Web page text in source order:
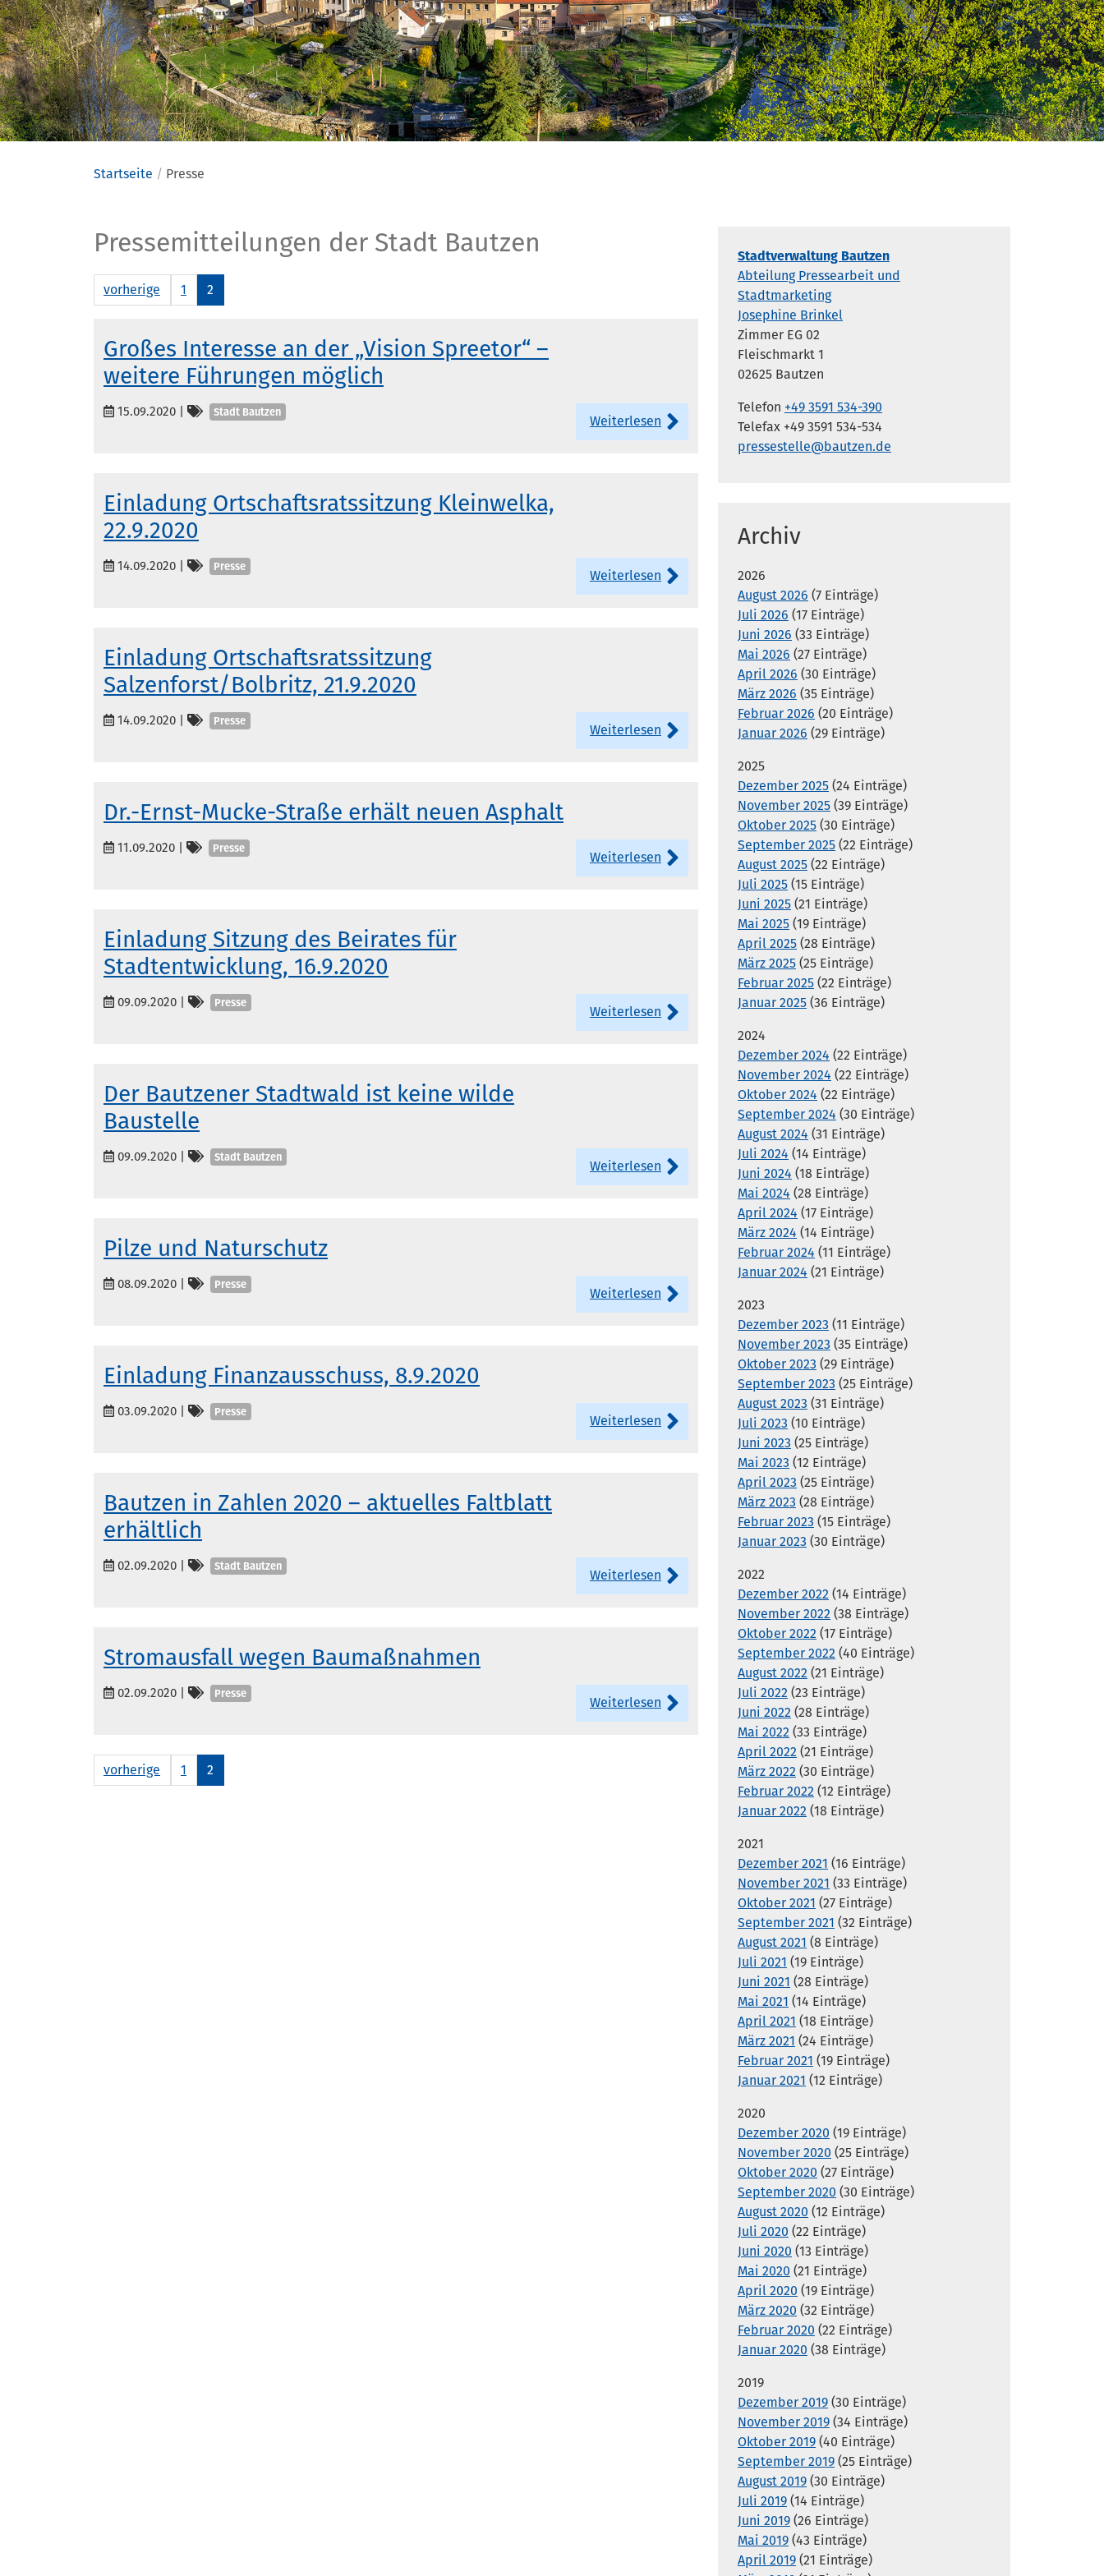
Startseite Presse
Presse
Pressemitteilungen der Stadt Bautzen
vorherige 1 2
Großes Interesse an der „Vision Spreetor“ –
weitere Führungen möglich
15.09.2020 | Kategorien
Stadt Bautzen
Weiterlesen
Einladung Ortschaftsratssitzung Kleinwelka,
22.9.2020
14.09.2020 | Kategorien
Presse
Weiterlesen
Einladung Ortschaftsratssitzung
Salzenforst/Bolbritz, 21.9.2020
14.09.2020 | Kategorien
Presse
Weiterlesen
Dr.-Ernst-Mucke-Straße erhält neuen Asphalt
11.09.2020 | Kategorien
Presse
Weiterlesen
Einladung Sitzung des Beirates für
Stadtentwicklung, 16.9.2020
09.09.2020 | Kategorien
Presse
Weiterlesen
Der Bautzener Stadtwald ist keine wilde
Baustelle
09.09.2020 | Kategorien
Stadt Bautzen
Weiterlesen
Pilze und Naturschutz
08.09.2020 | Kategorien
Presse
Weiterlesen
Einladung Finanzausschuss, 8.9.2020
03.09.2020 | Kategorien
Presse
Weiterlesen
Bautzen in Zahlen 2020 – aktuelles Faltblatt
erhältlich
02.09.2020 | Kategorien
Stadt Bautzen
Weiterlesen
Stromausfall wegen Baumaßnahmen
02.09.2020 | Kategorien
Presse
Weiterlesen
vorherige 1 2
Stadtverwaltung Bautzen
Abteilung Pressearbeit und
Stadtmarketing
Josephine Brinkel
Zimmer EG 02
Fleischmarkt 1
02625 Bautzen
Telefon +49 3591 534-390
Telefax +49 3591 534-534
pressestelle@bautzen.de
Archiv
2026
August 2026 (7 Einträge)
Juli 2026 (17 Einträge)
Juni 2026 (33 Einträge)
Mai 2026 (27 Einträge)
April 2026 (30 Einträge)
März 2026 (35 Einträge)
Februar 2026 (20 Einträge)
Januar 2026 (29 Einträge)
2025
Dezember 2025 (24 Einträge)
November 2025 (39 Einträge)
Oktober 2025 (30 Einträge)
September 2025 (22 Einträge)
August 2025 (22 Einträge)
Juli 2025 (15 Einträge)
Juni 2025 (21 Einträge)
Mai 2025 (19 Einträge)
April 2025 (28 Einträge)
März 2025 (25 Einträge)
Februar 2025 (22 Einträge)
Januar 2025 (36 Einträge)
2024
Dezember 2024 (22 Einträge)
November 2024 (22 Einträge)
Oktober 2024 (22 Einträge)
September 2024 (30 Einträge)
August 2024 (31 Einträge)
Juli 2024 (14 Einträge)
Juni 2024 (18 Einträge)
Mai 2024 (28 Einträge)
April 2024 (17 Einträge)
März 2024 (14 Einträge)
Februar 2024 (11 Einträge)
Januar 2024 (21 Einträge)
2023
Dezember 2023 (11 Einträge)
November 2023 (35 Einträge)
Oktober 2023 (29 Einträge)
September 2023 (25 Einträge)
August 2023 (31 Einträge)
Juli 2023 (10 Einträge)
Juni 2023 (25 Einträge)
Mai 2023 (12 Einträge)
April 2023 (25 Einträge)
März 2023 (28 Einträge)
Februar 2023 (15 Einträge)
Januar 2023 (30 Einträge)
2022
Dezember 2022 (14 Einträge)
November 2022 (38 Einträge)
Oktober 2022 (17 Einträge)
September 2022 (40 Einträge)
August 2022 (21 Einträge)
Juli 2022 (23 Einträge)
Juni 2022 (28 Einträge)
Mai 2022 (33 Einträge)
April 2022 (21 Einträge)
März 2022 (30 Einträge)
Februar 2022 (12 Einträge)
Januar 2022 (18 Einträge)
2021
Dezember 2021 (16 Einträge)
November 2021 (33 Einträge)
Oktober 2021 (27 Einträge)
September 2021 (32 Einträge)
August 2021 (8 Einträge)
Juli 2021 (19 Einträge)
Juni 2021 (28 Einträge)
Mai 2021 (14 Einträge)
April 2021 (18 Einträge)
März 2021 (24 Einträge)
Februar 2021 (19 Einträge)
Januar 2021 (12 Einträge)
2020
Dezember 2020 (19 Einträge)
November 2020 (25 Einträge)
Oktober 2020 (27 Einträge)
September 2020 (30 Einträge)
August 2020 (12 Einträge)
Juli 2020 (22 Einträge)
Juni 2020 (13 Einträge)
Mai 2020 (21 Einträge)
April 2020 (19 Einträge)
März 2020 (32 Einträge)
Februar 2020 (22 Einträge)
Januar 2020 (38 Einträge)
2019
Dezember 2019 (30 Einträge)
November 2019 (34 Einträge)
Oktober 2019 (40 Einträge)
September 2019 (25 Einträge)
August 2019 (30 Einträge)
Juli 2019 (14 Einträge)
Juni 2019 (26 Einträge)
Mai 2019 (43 Einträge)
April 2019 (21 Einträge)